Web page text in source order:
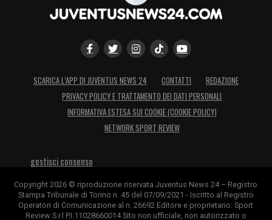
SCARICA L’APP DI JUVENTUS NEWS 24 CONTATTI
REDAZIONE
PRIVACY POLICY E TRATTAMENTO DEI DATI PERSONALI
INFORMATIVA ESTESA SUI COOKIE (COOKIE POLICY)
NETWORK SPORT REVIEW
gestisci consenso
Copyright 2026 © riproduzione riservata Juventus News 24 – Registro
Stampa Tribunale di Torino n. 45 del 07/09/2021 - Iscritto al Registro
Operatori di Comunicazione al n. 26692 Editore e proprietario: Sport
Review S.r.l P.I.11028660014 Sito non ufficiale, non autorizzato o